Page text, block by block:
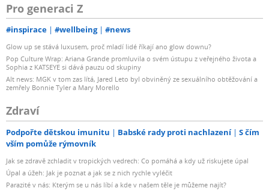
Pro generaci Z
#inspirace #wellbeing #news
Glow up se stává luxusem, proč mladí lidé říkají ano glow downu?
Pop Culture Wrap: Ariana Grande promluvila o svém ústupu z veřejného života a
Sophia z KATSEYE si dává pauzu od skupiny
Alt news: MGK v tom zas lítá, Jared Leto byl obviněný ze sexuálního obtěžování a
zemřely Bonnie Tyler a Mary Morello
Zdraví
Podpořte dětskou imunitu Babské rady proti nachlazení
S čím
vším pomůže rýmovník
Jak se zdravě zchladit v tropických vedrech: Co pomáhá a kdy už riskujete úpal
Úpal a úžeh: Jak je poznat a jak se z nich rychle vyléčit
Parazité v nás: Kterým se u nás líbí a kde v našem těle je můžeme najít?